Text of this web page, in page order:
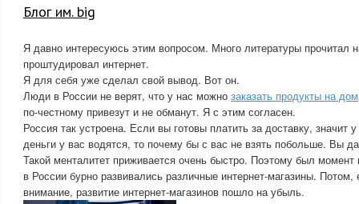
Блог им. big
Я давно интересуюсь этим вопросом. Много литературы прочитал
проштудировал интернет.
Я для себя уже сделал свой вывод. Вот он.
Люди в России не верят, что у нас можно заказать продукты на дом
по-честному привезут и не обманут. Я с этим согласен.
Россия так устроена. Если вы готовы платить за доставку, значит
деньги у вас водятся, то почему бы с вас не взять побольше. Вы
Такой менталитет приживается очень быстро. Поэтому был момент
в России бурно развивались различные интернет-магазины.
внимание, развитие интернет-магазинов пошло на убыль.